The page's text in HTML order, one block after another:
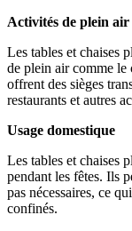
Activités de plein air
Les tables et chaises
de plein air comme le
offrent des sièges
restaurants et autres
Usage domestique
Les tables et chaises
pendant les fêtes. Ils
pas nécessaires, ce
confinés.